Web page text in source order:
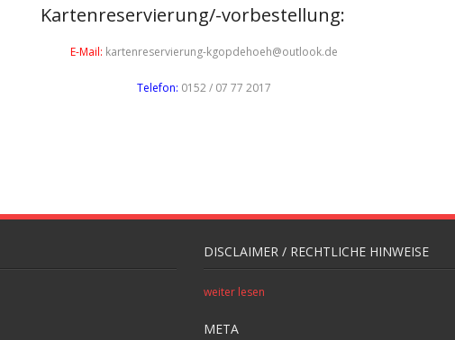
Kartenreservierung/-vorbestellung:
E-Mail: kartenreservierung-kgopdehoeh@outlook.de
Telefon: 0152 / 07 77 2017
DISCLAIMER / RECHTLICHE HINWEISE
weiter lesen
META